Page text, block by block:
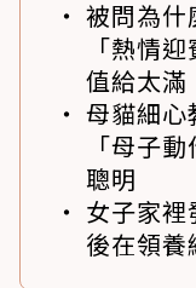
被問為什
「熱情
值給太滿
母貓細心
「母子
聰明
女子家
後在領養